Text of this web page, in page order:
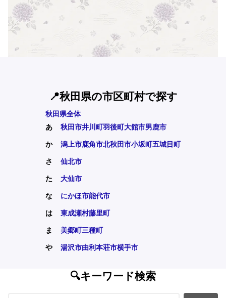
📍秋田県の市区町村で探す
秋田県全体
あ
秋田市井川町羽後町大館市男鹿市
か 潟上市鹿角市北秋田市小坂町五城目町
さ 仙北市
た 大仙市
な にかほ市能代市
は 東成瀬村藤里町
ま 美郷町三種町
や 湯沢市由利本荘市横手市
🔍キーワード検索